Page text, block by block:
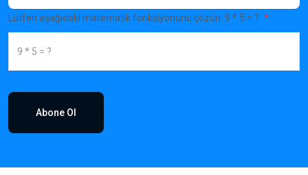
Lütfen aşağıdaki matematik fonksiyonunu çözün: 9 * 5 = ?
Abone Ol